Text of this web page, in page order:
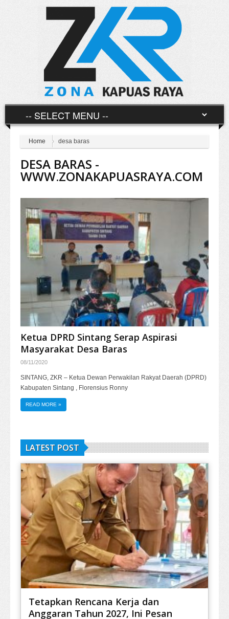
Home desa baras
DESA BARAS -
WWW.ZONAKAPUASRAYA.COM
Ketua DPRD Sintang Serap Aspirasi
Masyarakat Desa Baras
08/11/2020
SINTANG, ZKR – Ketua Dewan Perwakilan Rakyat Daerah (DPRD)
Kabupaten Sintang , Florensius Ronny
READ MORE »
LATEST POST
Tetapkan Rencana Kerja dan
Anggaran Tahun 2027, Ini Pesan